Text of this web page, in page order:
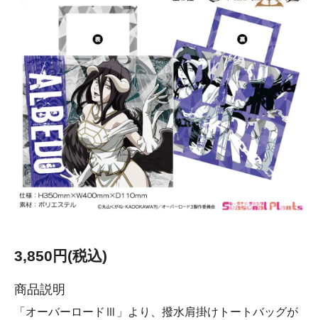
3,850円(税込)
商品説明
「オーバーロードⅢ」より、撥水肩掛けトートバッグが